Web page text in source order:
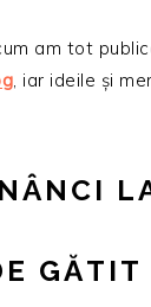
am tot
, iar ideile și
GĂTIT